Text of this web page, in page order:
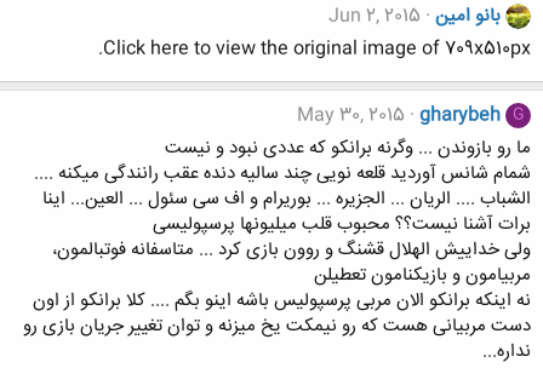
بانو امین Jun 2, 2015
Click here to view the original image of 709x510px.
G
gharybeh
May 30, 2015
ما رو بازوندن ... وگرنه برانکو که عددی نبود و نیست
شمام شانس آوردید قلعه نویی چند سالیه دنده عقب رانندگی میکنه ....
الشباب .... الریان ... الجزیره ... بوریرام و اف سی سئول ... العین... اینا
برات آشنا نیست؟؟ محبوب قلب میلیونها پرسپولیسی
ولی خداییش الهلال قشنگ و روون بازی کرد ... متاسفانه فوتبالمون،
مربیامون و بازیکنامون تعطیلن
نه اینکه برانکو الان مربی پرسپولیس باشه اینو بگم .... کلا برانکو از اون
دست مربیانی هست که رو نیمکت یخ میزنه و توان تغییر جریان بازی رو
نداره...